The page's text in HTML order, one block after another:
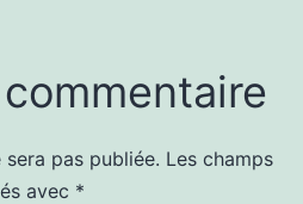
pas publiée. Les champs
avec *